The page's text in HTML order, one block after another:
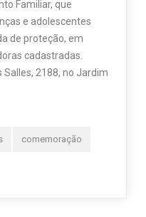
Familiar, que
e adolescentes
de proteção, em
cadastradas.
2188, no Jardim
comemoração